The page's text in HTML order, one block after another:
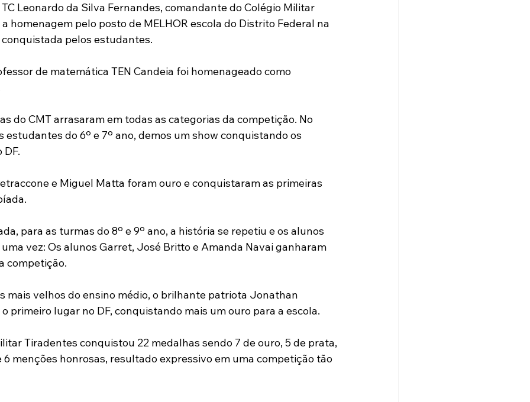
Leonardo da Silva Fernandes, comandante do Colégio Militar
homenagem pelo posto de MELHOR escola do Distrito Federal na
pelos estudantes.
de matemática TEN Candeia foi homenageado como
do CMT arrasaram em todas as categorias da competição. No
estudantes do 6º e 7º ano, demos um show conquistando os
e Miguel Matta foram ouro e conquistaram as primeiras
para as turmas do 8º e 9º ano, a história se repetiu e os alunos
vez: Os alunos Garret, José Britto e Amanda Navai ganharam
competição.
mais velhos do ensino médio, o brilhante patriota Jonathan
primeiro lugar no DF, conquistando mais um ouro para a escola.
Tiradentes conquistou 22 medalhas sendo 7 de ouro, 5 de prata,
6 menções honrosas, resultado expressivo em uma competição tão